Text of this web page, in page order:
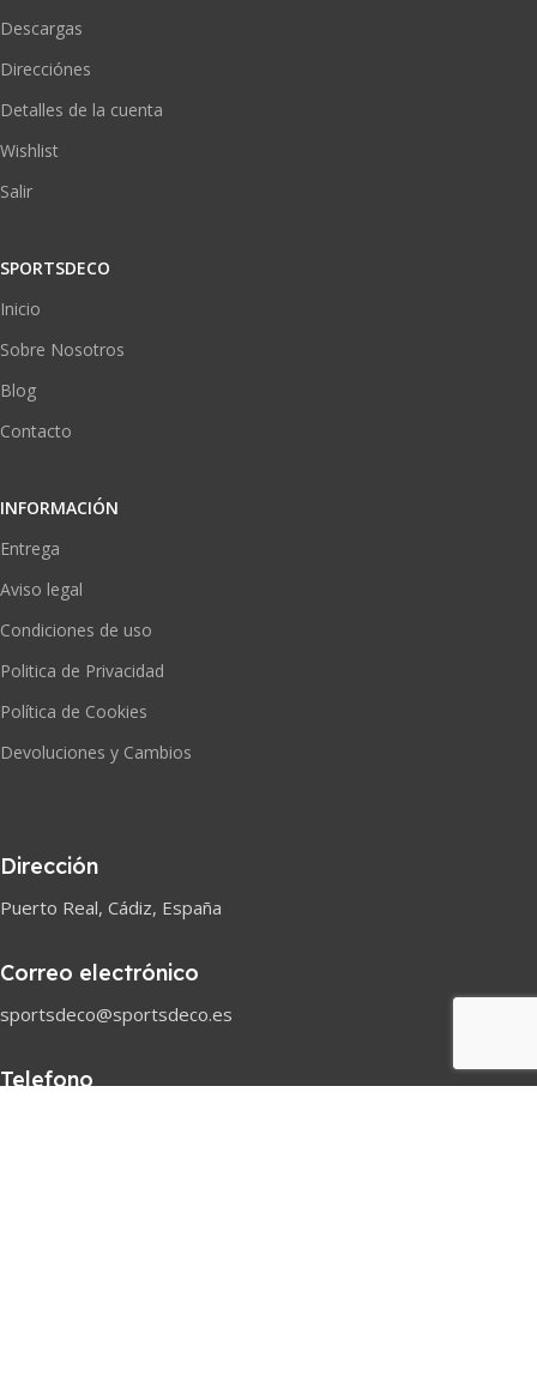
Descargas
Direcciónes
Detalles de la cuenta
Wishlist
Salir
SPORTSDECO
Inicio
Sobre Nosotros
Blog
Contacto
INFORMACIÓN
Entrega
Aviso legal
Condiciones de uso
Politica de Privacidad
Política de Cookies
Devoluciones y Cambios
Dirección
Puerto Real, Cádiz, España
Correo electrónico
sportsdeco@sportsdeco.es
Telefono